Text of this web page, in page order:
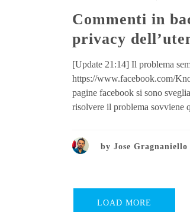
Commenti in bacheca e pagina fan a seconda delle restrizioni di
privacy
[Update 21:14] Il problema
https://www.facebook.com/
pagine facebook si sono
risolvere il problema sovviene
by Jose Gragnaniello
LOAD MORE